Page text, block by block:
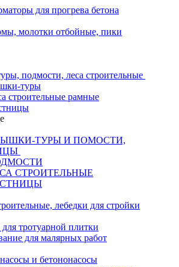
для прогрева бетона
молотки отбойные, пики
подмости, леса строительные
туры
строительные рамные
ТУРЫ И ПОМОСТИ,
СТРОИТЕЛЬНЫЕ
лебедки для стройки
тротуарной плитки
для малярных работ
и бетононасосы